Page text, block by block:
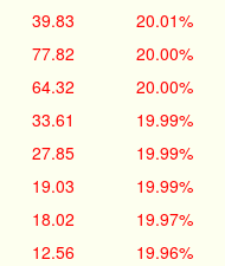
39.83 20.01%
77.82 20.00%
64.32 20.00%
33.61 19.99%
27.85 19.99%
19.03 19.99%
18.02 19.97%
12.56 19.96%